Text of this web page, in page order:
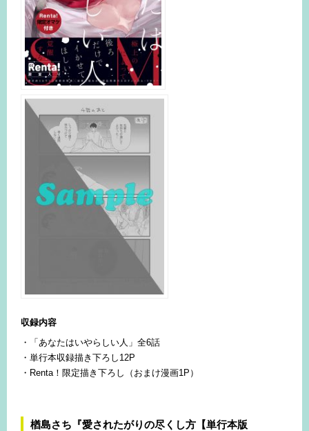
収録内容
・「あなたはいやらしい人」全6話
・単行本収録描き下ろし12P
・Renta！限定描き下ろし（おまけ漫画1P ）
楢島さち『愛されたがりの尽くし方【単行本版